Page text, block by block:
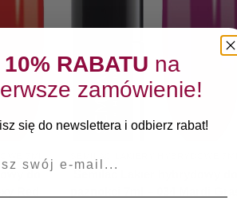
do
10% RABATU na
zamówienie!
się do newslettera i odbierz rabat!